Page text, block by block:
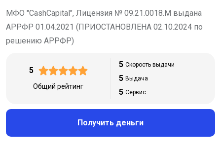
МФО "CashCapital", Лицензия № 09.21.0018.М выдана
АРРФР 01.04.2021 (ПРИОСТАНОВЛЕНА 02.10.2024 по
решению АРРФР)
5
Общий рейтинг
5 Скорость выдачи
5 Выдача
5 Сервис
Получить деньги